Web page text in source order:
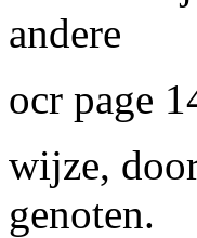
andere
ocr page
wijze,
genoten.